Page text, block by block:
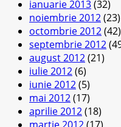
ianuarie 2013(32)
noiembrie 2012(23)
octombrie 2012(42)
septembrie 2012
august 2012(21)
iulie 2012(6)
iunie 2012(5)
mai 2012(17)
aprilie 2012(18)
martie 2012(17)